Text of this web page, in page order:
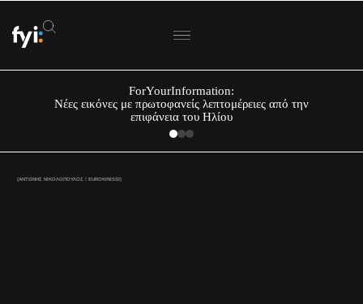
ForYourInformation:
Νέες εικόνες με πρωτοφανείς λεπτομέρειες από την
επιφάνεια του Ηλίου
(ΑΝΤΩΝΗΣ ΝΙΚΟΛΟΠΟΥΛΟΣ / EUROKINISSI)